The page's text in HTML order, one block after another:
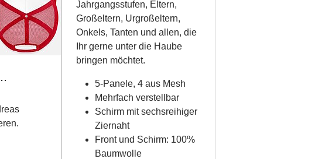
Jahrgangsstufen, Eltern,
Großeltern, Urgroßeltern,
Onkels, Tanten und allen, die
Ihr gerne unter die Haube
bringen möchtet.
5-Panele, 4 aus Mesh
Mehrfach verstellbar
Schirm mit sechsreihiger
Ziernaht
Front und Schirm: 100%
Baumwolle